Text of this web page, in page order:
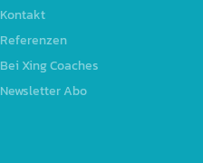
Kontakt
Referenzen
Bei Xing Coaches
Newsletter Abo